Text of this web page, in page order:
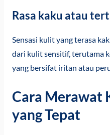
Rasa kaku atau
Sensasi kulit yang terasa
dari kulit sensitif, terutama
yang bersifat iritan atau
Cara Merawat
yang Tepat